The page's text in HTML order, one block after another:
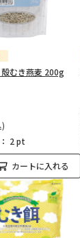
むき燕麦 200g
2 pt
カートに入れる